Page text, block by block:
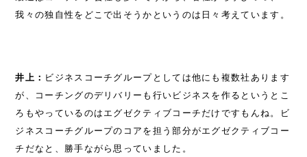
我々の独自性をどこで出そうかというのは日々考えています。
井上： ビジネスコーチグループとしては他にも複数社あります
が、コーチングのデリバリーも行いビジネスを作るというとこ
ろもやっているのはエグゼクティブコーチだけですもんね。ビ
ジネスコーチグループのコアを担う部分がエグゼクティブコー
チだなと、勝手ながら思っていました。